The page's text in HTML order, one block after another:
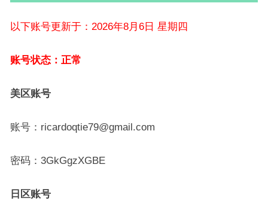
以下账号更新于：2026年8月6日 星期四
账号状态：正常
美区账号
账号：ricardoqtie79@gmail.com
密码：3GkGgzXGBE
日区账号